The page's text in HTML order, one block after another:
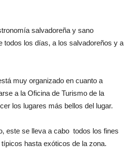
salvadoreña y sano
todos los días, a los salvadoreños y a
muy organizado en cuanto a
a la Oficina de Turismo de la
los lugares más bellos del lugar.
este se lleva a cabo todos los fines
hasta exóticos de la zona.